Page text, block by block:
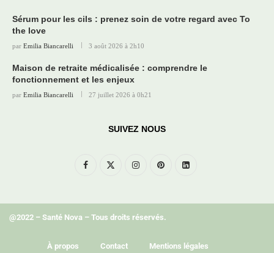
Sérum pour les cils : prenez soin de votre regard avec To
the love
par Emilia Biancarelli 3 août 2026 à 2h10
Maison de retraite médicalisée : comprendre le
fonctionnement et les enjeux
par Emilia Biancarelli 27 juillet 2026 à 0h21
SUIVEZ NOUS
@2022 – Santé Nova – Tous droits réservés.
À propos Contact Mentions légales